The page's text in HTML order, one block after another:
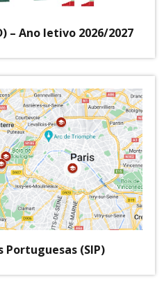
– Ano letivo 2026/2027
(SIP)